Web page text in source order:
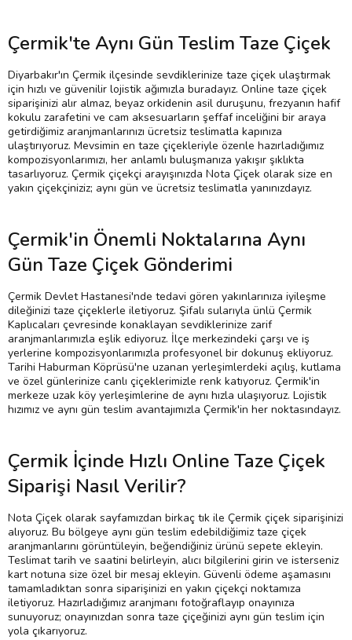
Çermik'te Aynı Gün Teslim Taze Çiçek
Diyarbakır'ın Çermik ilçesinde sevdiklerinize taze çiçek ulaştırmak
için hızlı ve güvenilir lojistik ağımızla buradayız. Online taze çiçek
siparişinizi alır almaz, beyaz orkidenin asil duruşunu, frezyanın hafif
kokulu zarafetini ve cam aksesuarların şeffaf inceliğini bir araya
getirdiğimiz aranjmanlarınızı ücretsiz teslimatla kapınıza
ulaştırıyoruz. Mevsimin en taze çiçekleriyle özenle hazırladığımız
kompozisyonlarımızı, her anlamlı buluşmanıza yakışır şıklıkta
tasarlıyoruz. Çermik çiçekçi arayışınızda Nota Çiçek olarak size en
yakın çiçekçiniziz; aynı gün ve ücretsiz teslimatla yanınızdayız.
Çermik'in Önemli Noktalarına Aynı
Gün Taze Çiçek Gönderimi
Çermik Devlet Hastanesi'nde tedavi gören yakınlarınıza iyileşme
dileğinizi taze çiçeklerle iletiyoruz. Şifalı sularıyla ünlü Çermik
Kaplıcaları çevresinde konaklayan sevdiklerinize zarif
aranjmanlarımızla eşlik ediyoruz. İlçe merkezindeki çarşı ve iş
yerlerine kompozisyonlarımızla profesyonel bir dokunuş ekliyoruz.
Tarihi Haburman Köprüsü'ne uzanan yerleşimlerdeki açılış, kutlama
ve özel günlerinize canlı çiçeklerimizle renk katıyoruz. Çermik'in
merkeze uzak köy yerleşimlerine de aynı hızla ulaşıyoruz. Lojistik
hızımız ve aynı gün teslim avantajımızla Çermik'in her noktasındayız.
Çermik İçinde Hızlı Online Taze Çiçek
Siparişi Nasıl Verilir?
Nota Çiçek olarak sayfamızdan birkaç tık ile Çermik çiçek siparişinizi
alıyoruz. Bu bölgeye aynı gün teslim edebildiğimiz taze çiçek
aranjmanlarını görüntüleyin, beğendiğiniz ürünü sepete ekleyin.
Teslimat tarih ve saatini belirleyin, alıcı bilgilerini girin ve isterseniz
kart notuna size özel bir mesaj ekleyin. Güvenli ödeme aşamasını
tamamladıktan sonra siparişinizi en yakın çiçekçi noktamıza
iletiyoruz. Hazırladığımız aranjmanı fotoğraflayıp onayınıza
sunuyoruz; onayınızdan sonra taze çiçeğinizi aynı gün teslim için
yola çıkarıyoruz.